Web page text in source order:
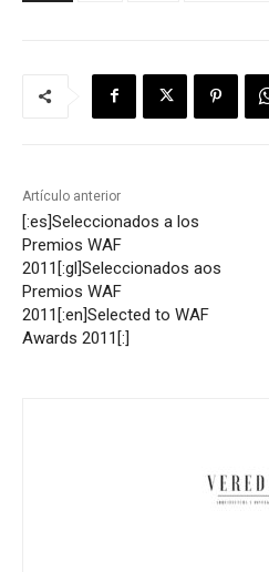
Artículo anterior
[:es]Seleccionados a los
Premios WAF
2011[:gl]Seleccionados aos
Premios WAF
2011[:en]Selected to WAF
Awards 2011[:]